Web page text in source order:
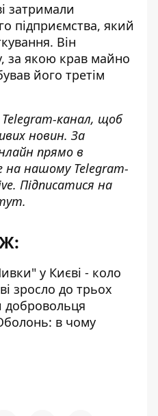
затримали
підприємства, який
Він
за якою крав майно
його третім
Telegram-канал, щоб
новин. За
прямо в
на нашому Telegram-
. Підписатися на
.
у Києві - коло
зросло до трьох
добровольця
в чому